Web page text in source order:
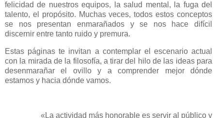
felicidad de nuestros equipos, la salud mental, la fuga del
talento, el propósito. Muchas veces, todos estos conceptos
se nos presentan enmarañados y se nos hace difícil
discernir entre tanto ruido y premura.
Estas páginas te invitan a contemplar el escenario actual
con la mirada de la filosofía, a tirar del hilo de las ideas para
desenmarañar el ovillo y a comprender mejor dónde
estamos y hacia dónde vamos.
« La actividad más honorable es servir al público y